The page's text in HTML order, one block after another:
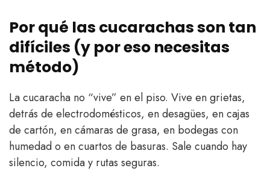
Por qué las cucarachas son tan
difíciles (y por eso necesitas
método)
La cucaracha no “vive” en el piso. Vive en grietas,
detrás de electrodomésticos, en desagües, en cajas
de cartón, en cámaras de grasa, en bodegas con
humedad o en cuartos de basuras. Sale cuando hay
silencio, comida y rutas seguras.